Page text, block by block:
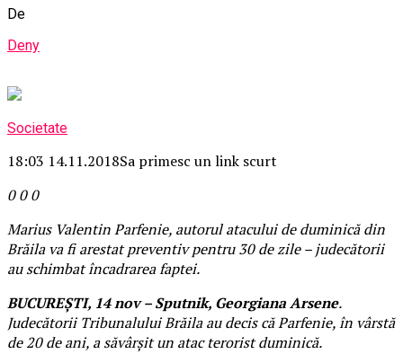
De
Deny
Societate
18:03 14.11.2018Sa primesc un link scurt
000
Marius Valentin Parfenie, autorul atacului de duminică din
Brăila va fi arestat preventiv pentru 30 de zile – judecătorii
au schimbat încadrarea faptei.
BUCUREŞTI, 14 nov – Sputnik, Georgiana Arsene.
Judecătorii Tribunalului Brăila au decis că Parfenie, în vârstă
de 20 de ani, a săvârşit un atac terorist duminică.